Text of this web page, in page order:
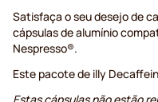
Satisfaça o seu desejo de
cápsulas de alumínio
Nespresso®.
Este pacote de illy